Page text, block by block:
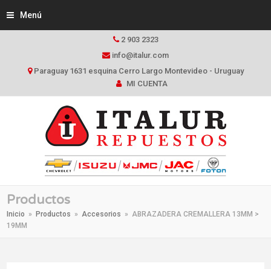
Menú
2 903 2323
info@italur.com
Paraguay 1631 esquina Cerro Largo Montevideo - Uruguay
MI CUENTA
Productos
Inicio » Productos » Accesorios » ABRAZADERA CREMALLERA 13MM >
19MM